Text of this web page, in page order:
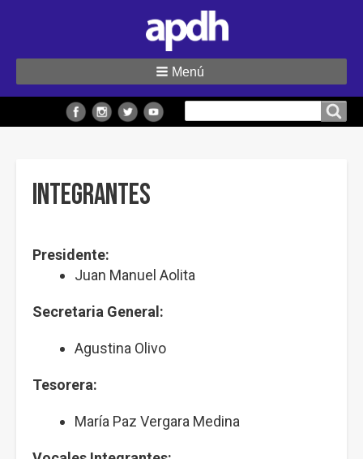
Menú
Integrantes
Presidente:
Juan Manuel Aolita
Secretaria General:
Agustina Olivo
Tesorera:
María Paz Vergara Medina